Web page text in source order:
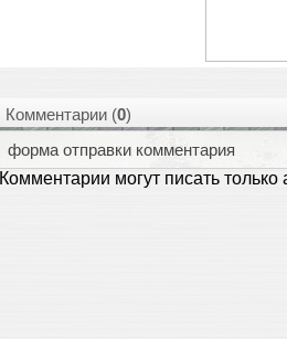
Комментарии (0)
форма отправки комментария
Комментарии могут писать